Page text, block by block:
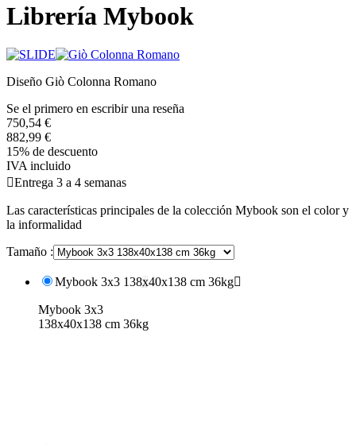
Librería Mybook
Diseño Giò Colonna Romano
Se el primero en escribir una reseña
750,54 €
882,99 €
15% de descuento
IVA incluido
Entrega 3 a 4 semanas
Las características principales de la colección Mybook son el color y
la informalidad
Tamaño :
Mybook 3x3 138x40x138 cm 36kg
Mybook 3x3
138x40x138 cm 36kg